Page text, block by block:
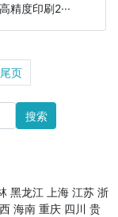
度印刷2···
尾页
搜索
黑龙江 上海 江苏 浙
海南 重庆 四川 贵